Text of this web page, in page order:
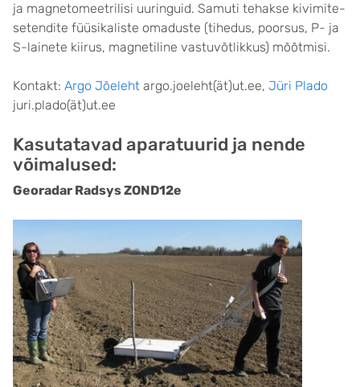
ja magnetomeetrilisi uuringuid. Samuti tehakse kivimite-
setendite füüsikaliste omaduste (tihedus, poorsus, P- ja
S-lainete kiirus, magnetiline vastuvõtlikkus) mõõtmisi.
Kontakt: Argo Jõeleht argo.joeleht(ät)ut.ee, Jüri Plado
juri.plado(ät)ut.ee
Kasutatavad aparatuurid ja nende
võimalused:
Georadar Radsys ZOND12e